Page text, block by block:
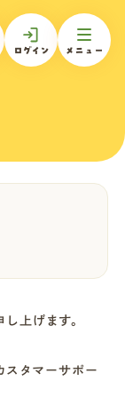
ログイン メニュー
上げます。
タマーサポー